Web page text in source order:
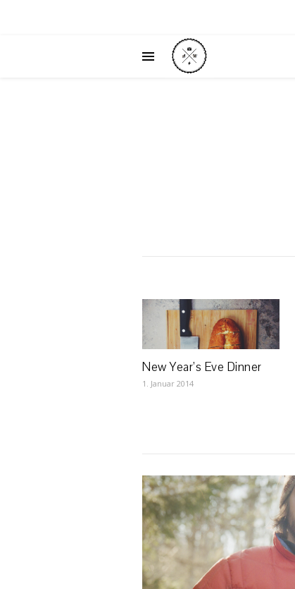
New Year’s Eve Dinner
1. Januar 2014